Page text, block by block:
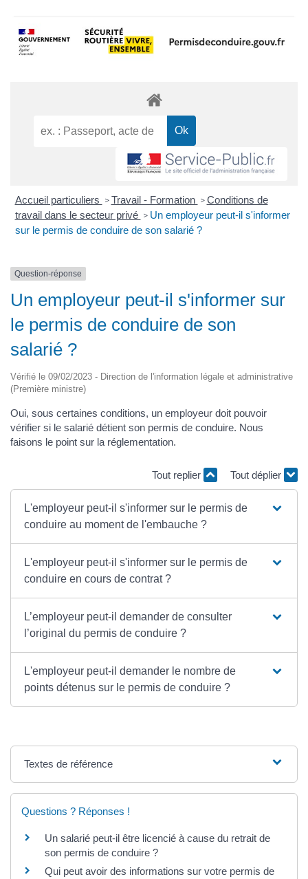
Accueil particuliers > Travail - Formation > Conditions de
travail dans le secteur privé > Un employeur peut-il s'informer
sur le permis de conduire de son salarié ?
Question-réponse
Un employeur peut-il s'informer sur
le permis de conduire de son
salarié ?
Vérifié le 09/02/2023 - Direction de l'information légale et administrative
(Première ministre)
Oui, sous certaines conditions, un employeur doit pouvoir
vérifier si le salarié détient son permis de conduire. Nous
faisons le point sur la réglementation.
Tout replier Tout déplier
L'employeur peut-il s'informer sur le permis de
conduire au moment de l'embauche ?
L'employeur peut-il s'informer sur le permis de
conduire en cours de contrat ?
L’employeur peut-il demander de consulter
l’original du permis de conduire ?
L'employeur peut-il demander le nombre de
points détenus sur le permis de conduire ?
Textes de référence
Questions ? Réponses !
Un salarié peut-il être licencié à cause du retrait de
son permis de conduire ?
Qui peut avoir des informations sur votre permis de